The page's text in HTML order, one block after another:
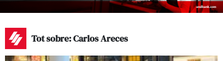
Tot sobre: Carlos Areces